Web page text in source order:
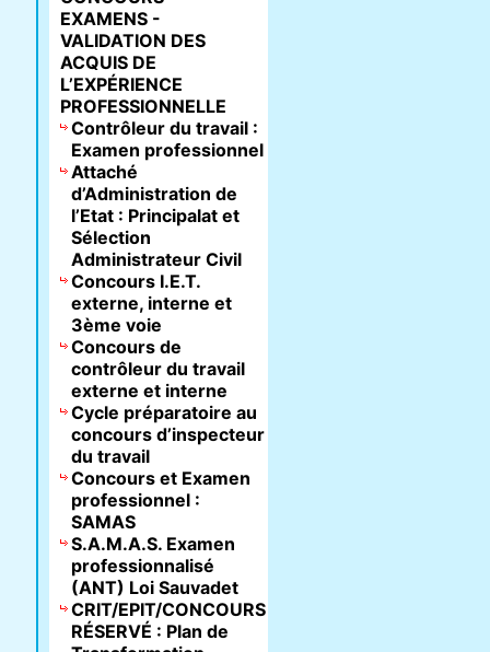
EXAMENS -
VALIDATION DES
ACQUIS DE
L’EXPÉRIENCE
PROFESSIONNELLE
Contrôleur du travail :
Examen professionnel
Attaché
d’Administration de
l’Etat : Principalat et
Sélection
Administrateur Civil
Concours I.E.T.
externe, interne et
3ème voie
Concours de
contrôleur du travail
externe et interne
Cycle préparatoire au
concours d’inspecteur
du travail
Concours et Examen
professionnel :
SAMAS
S.A.M.A.S. Examen
professionnalisé
(ANT) Loi Sauvadet
CRIT/EPIT/CONCOURS
RÉSERVÉ : Plan de